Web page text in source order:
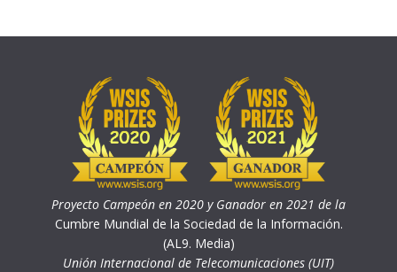
Proyecto Campeón en 2020 y Ganador en 2021 de la
Cumbre Mundial de la Sociedad de la Información.
(AL9. Media)
Unión Internacional de Telecomunicaciones (UIT)